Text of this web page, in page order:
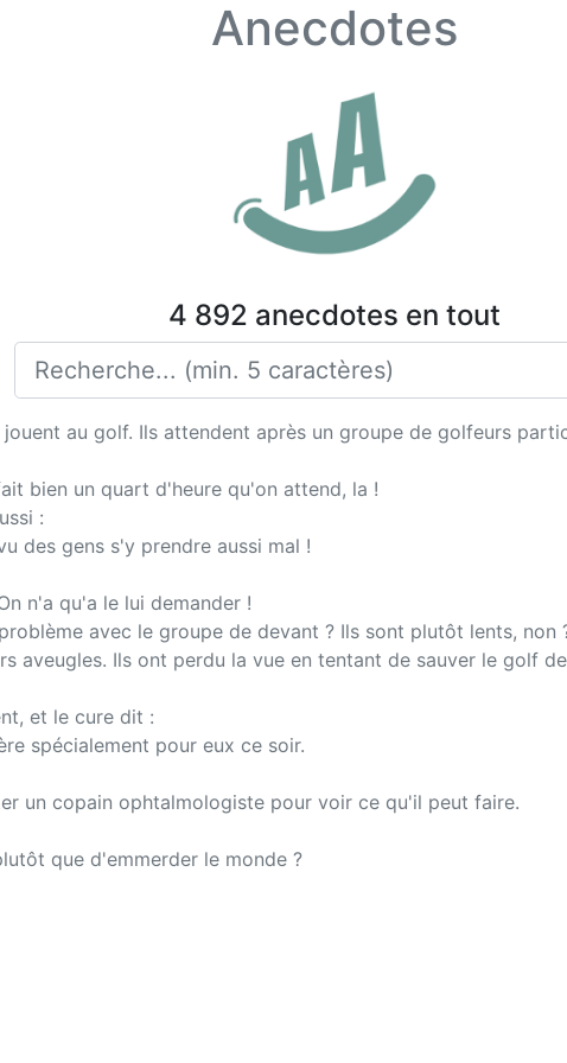
Anecdotes
4 892 anecdotes en tout
au golf. Ils attendent après un groupe de golfeurs
bien un quart d'heure qu'on attend, la !
:
des gens s'y prendre aussi mal !
n'a qu'a le lui demander !
avec le groupe de devant ? Ils sont plutôt lents, non
aveugles. Ils ont perdu la vue en tentant de sauver le golf
et le cure dit :
spécialement pour eux ce soir.
un copain ophtalmologiste pour voir ce qu'il peut faire.
que d'emmerder le monde ?